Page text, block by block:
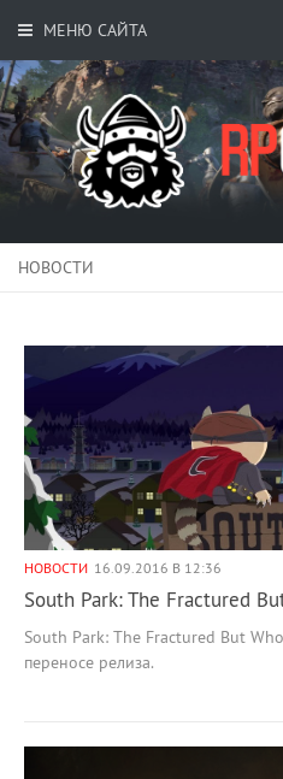
МЕНЮ САЙТА
НОВОСТИ
НОВОСТИ 16.09.2016 В 12:36
South Park: The Fractured
South Park: The Fractured But
переносе релиза.